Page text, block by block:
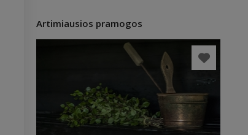
Artimiausios pramogos